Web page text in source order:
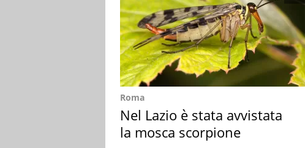
Roma
Nel Lazio è stata avvistata
la mosca scorpione